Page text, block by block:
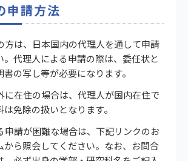
申請方法
方は、日本国内の代理人を通して申請
。代理人による申請の際は、委任状と
の写し等が必要になります。
に在住の場合は、代理人が国内在住で
免除の扱いとなります。
申請が困難な場合は、下記リンクのお
から照会してください。なお、お問合